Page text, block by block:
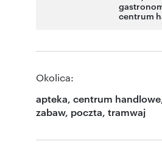
centrum
Okolica:
apteka, centrum
zabaw, poczta, tramwaj